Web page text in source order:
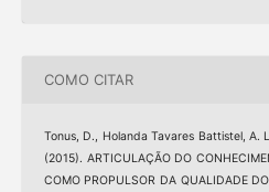
COMO CITAR
Tonus, D., Holanda Tavares Battistel, A.
(2015). ARTICULAÇÃO DO
COMO PROPULSOR DA QUALIDADE